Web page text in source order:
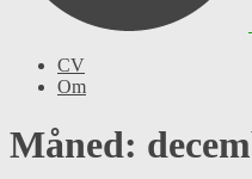
CV
Om
Måned: